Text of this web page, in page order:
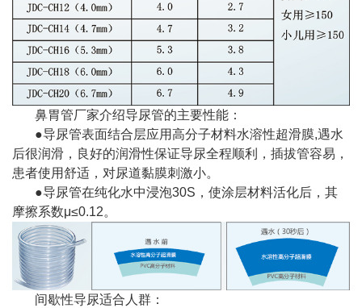
鼻胃管厂家介绍导尿管的主要性能：
●导尿管表面结合层应用高分子材料水溶性超滑膜,遇水
后很润滑，良好的润滑性保证导尿全程顺利，插拔管容易，
患者使用舒适，对尿道黏膜刺激小。
●导尿管在纯化水中浸泡30S，使涂层材料活化后，其
摩擦系数μ≤0.12。
间歇性导尿适合人群：